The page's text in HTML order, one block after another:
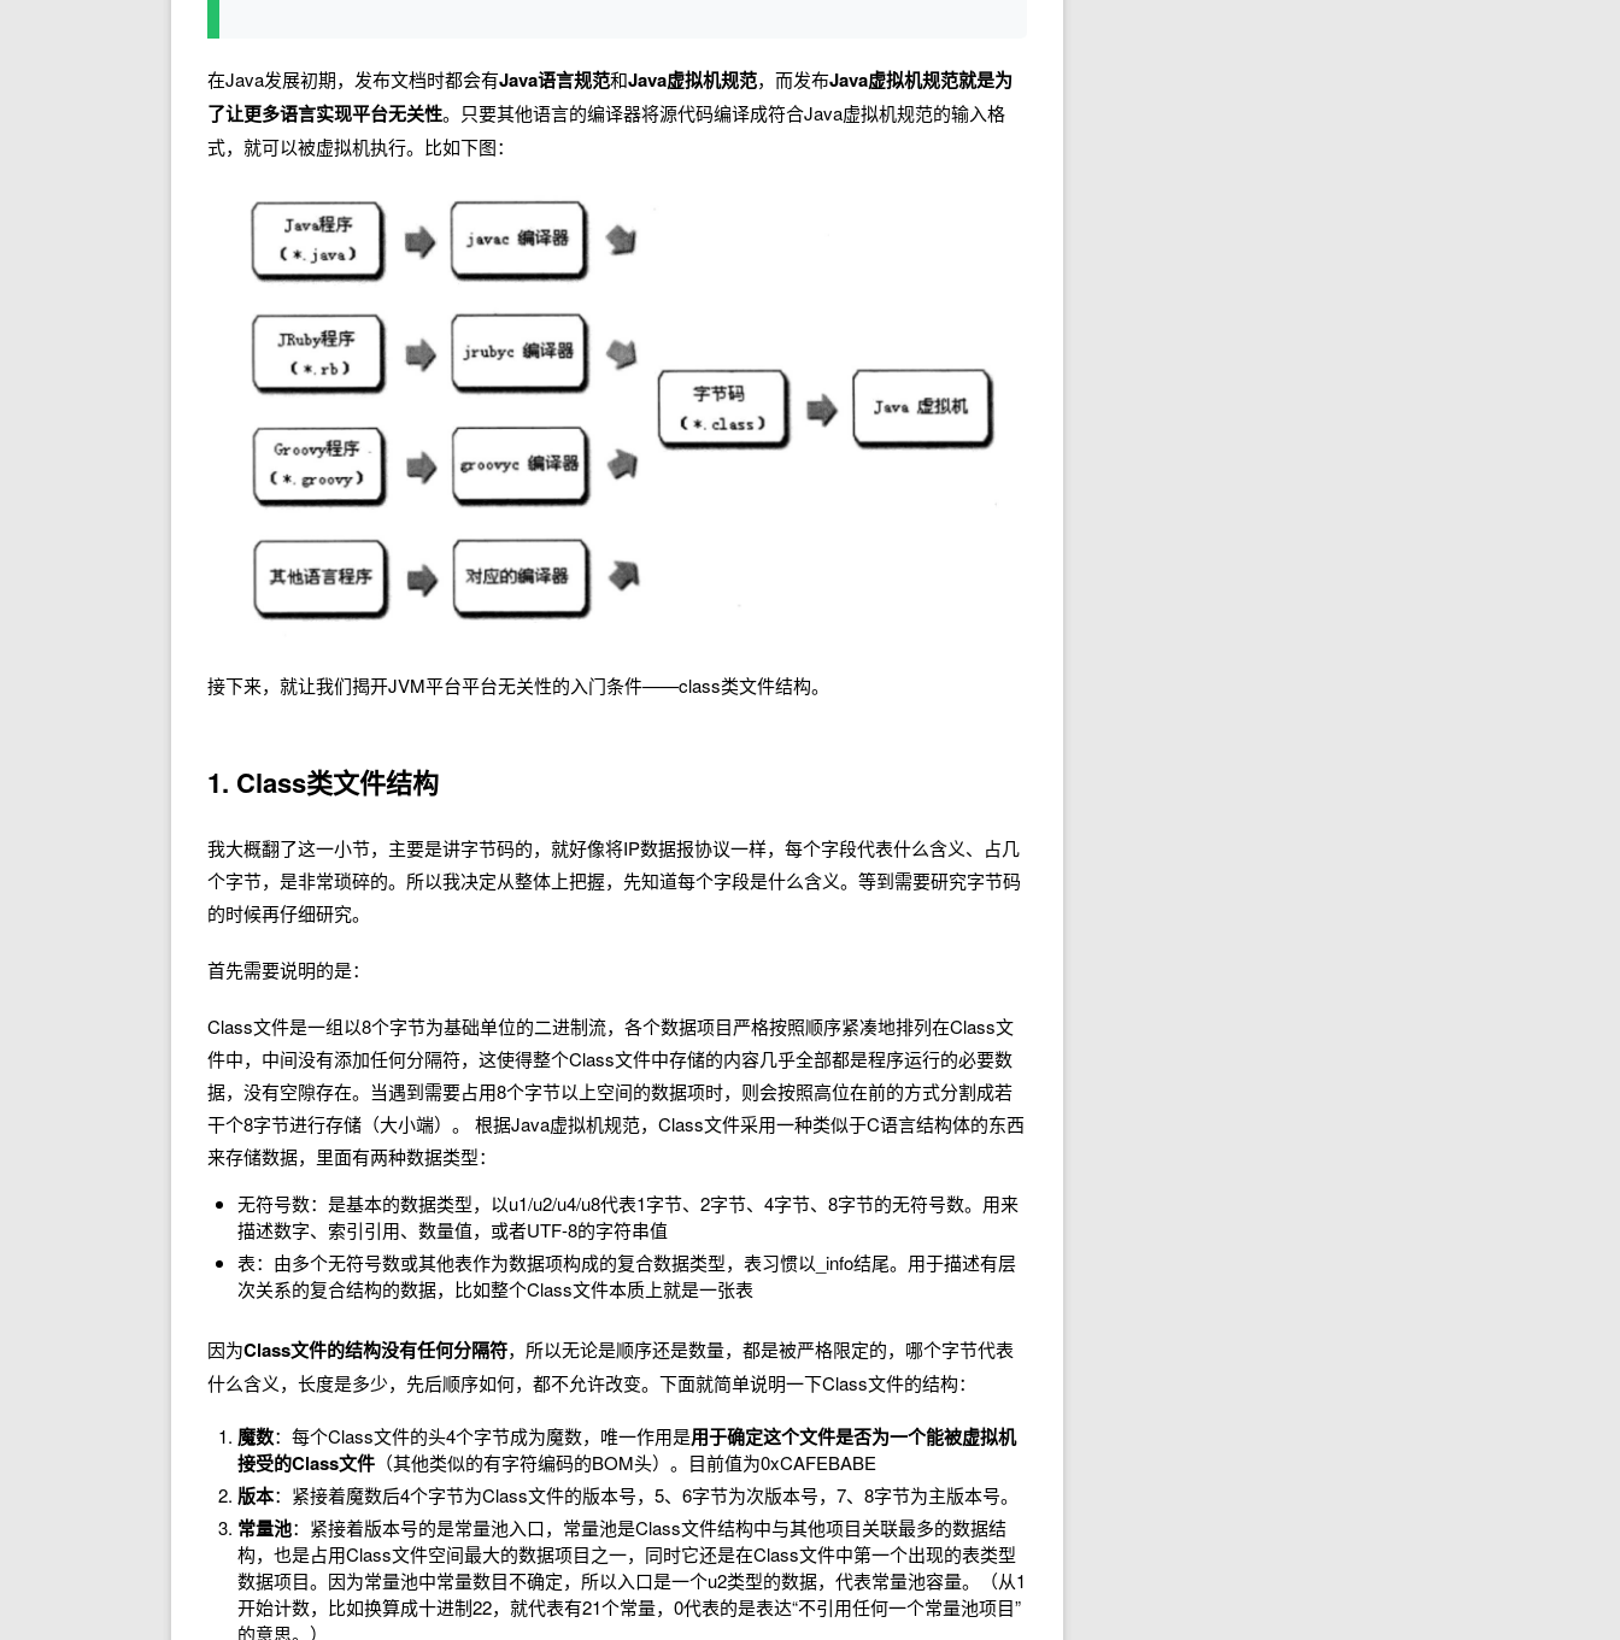
在Java发展初期，发布文档时都会有Java语言规范和Java虚拟机规范，而发布Java虚拟机规范就是为
了让更多语言实现平台无关性。只要其他语言的编译器将源代码编译成符合Java虚拟机规范的输入格
式，就可以被虚拟机执行。比如下图：
接下来，就让我们揭开JVM平台平台无关性的入门条件——class类文件结构。
1. Class类文件结构
我大概翻了这一小节，主要是讲字节码的，就好像将IP数据报协议一样，每个字段代表什么含义、占几
个字节，是非常琐碎的。所以我决定从整体上把握，先知道每个字段是什么含义。等到需要研究字节码
的时候再仔细研究。
首先需要说明的是：
Class文件是一组以8个字节为基础单位的二进制流，各个数据项目严格按照顺序紧凑地排列在Class文
件中，中间没有添加任何分隔符，这使得整个Class文件中存储的内容几乎全部都是程序运行的必要数
据，没有空隙存在。当遇到需要占用8个字节以上空间的数据项时，则会按照高位在前的方式分割成若
干个8字节进行存储（大小端）。 根据Java虚拟机规范，Class文件采用一种类似于C语言结构体的东西
来存储数据，里面有两种数据类型：
无符号数：是基本的数据类型，以u1/u2/u4/u8代表1字节、2字节、4字节、8字节的无符号数。用来
描述数字、索引引用、数量值，或者UTF-8的字符串值
表：由多个无符号数或其他表作为数据项构成的复合数据类型，表习惯以_info结尾。用于描述有层
次关系的复合结构的数据，比如整个Class文件本质上就是一张表
因为Class文件的结构没有任何分隔符，所以无论是顺序还是数量，都是被严格限定的，哪个字节代表
什么含义，长度是多少，先后顺序如何，都不允许改变。下面就简单说明一下Class文件的结构：
魔数：每个Class文件的头4个字节成为魔数，唯一作用是用于确定这个文件是否为一个能被虚拟机
接受的Class文件 （其他类似的有字符编码的BOM头）。目前值为0xCAFEBABE
版本：紧接着魔数后4个字节为Class文件的版本号，5、6字节为次版本号，7、8字节为主版本号。
常量池：紧接着版本号的是常量池入口，常量池是Class文件结构中与其他项目关联最多的数据结
构，也是占用Class文件空间最大的数据项目之一，同时它还是在Class文件中第一个出现的表类型
数据项目。因为常量池中常量数目不确定，所以入口是一个u2类型的数据，代表常量池容量。（从1
开始计数，比如换算成十进制22，就代表有21个常量，0代表的是表达“不引用任何一个常量池项目”
的意思。）